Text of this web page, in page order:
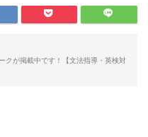
クが掲載中です！【文法指導・英検対